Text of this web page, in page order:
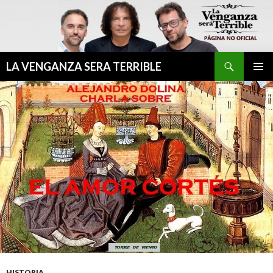
LA VENGANZA SERA TERRIBLE
MENÚ
AL
CONTENIDO